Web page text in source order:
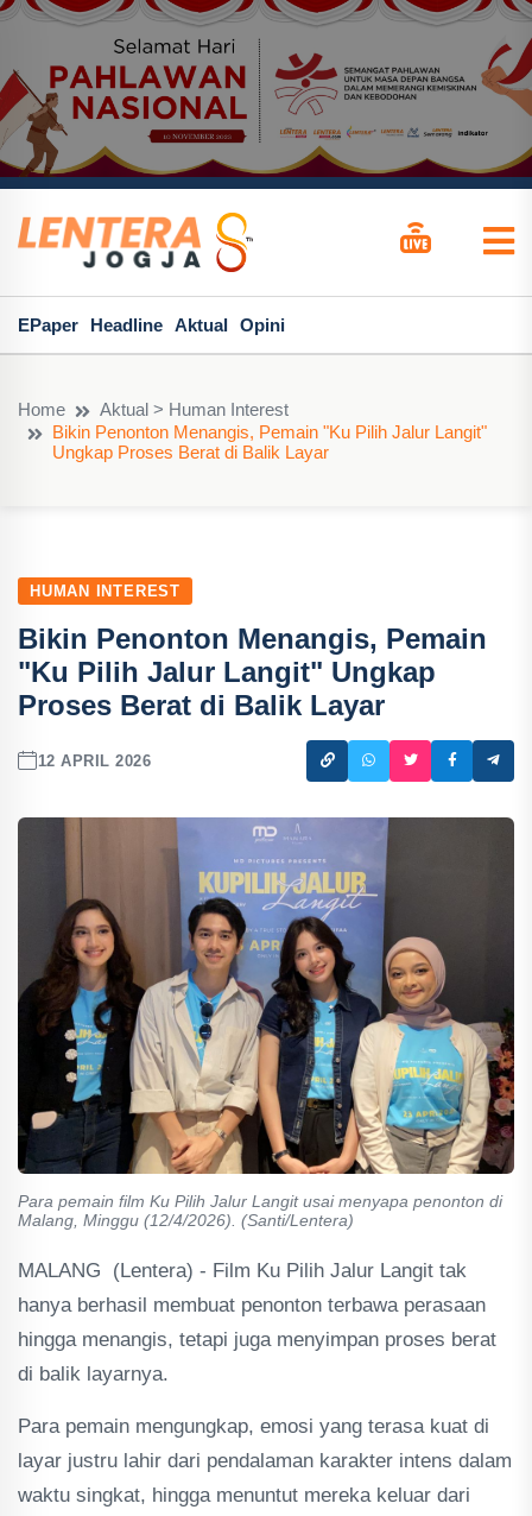
EPaper Headline Aktual Opini
Home
Aktual > Human Interest
Bikin Penonton Menangis, Pemain "Ku Pilih Jalur Langit"
Ungkap Proses Berat di Balik Layar
HUMAN INTEREST
Bikin Penonton Menangis, Pemain
"Ku Pilih Jalur Langit" Ungkap
Proses Berat di Balik Layar
12 APRIL 2026
Para pemain film Ku Pilih Jalur Langit usai menyapa penonton di
Malang, Minggu (12/4/2026). (Santi/Lentera)
MALANG (Lentera) - Film Ku Pilih Jalur Langit tak
hanya berhasil membuat penonton terbawa perasaan
hingga menangis, tetapi juga menyimpan proses berat
di balik layarnya.
Para pemain mengungkap, emosi yang terasa kuat di
layar justru lahir dari pendalaman karakter intens dalam
waktu singkat, hingga menuntut mereka keluar dari